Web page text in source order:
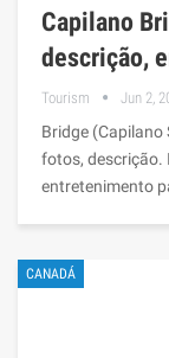
Capilano
descrição,
Tourism Jun 2,
Bridge (Capilano
fotos, descrição.
entretenimento
CANADÁ